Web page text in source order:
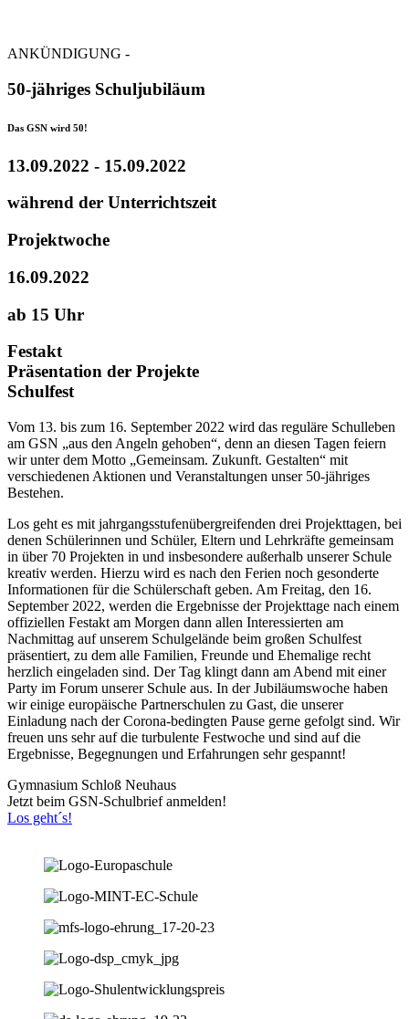
ANKÜNDIGUNG -
50-jähriges Schuljubiläum
Das GSN wird 50!
13.09.2022 - 15.09.2022
während der Unterrichtszeit
Projektwoche
16.09.2022
ab 15 Uhr
Festakt
Präsentation der Projekte
Schulfest
Vom 13. bis zum 16. September 2022 wird das reguläre Schulleben
am GSN „aus den Angeln gehoben“, denn an diesen Tagen feiern
wir unter dem Motto „Gemeinsam. Zukunft. Gestalten“ mit
verschiedenen Aktionen und Veranstaltungen unser 50-jähriges
Bestehen.
Los geht es mit jahrgangsstufenübergreifenden drei Projekttagen, bei
denen Schülerinnen und Schüler, Eltern und Lehrkräfte gemeinsam
in über 70 Projekten in und insbesondere außerhalb unserer Schule
kreativ werden. Hierzu wird es nach den Ferien noch gesonderte
Informationen für die Schülerschaft geben. Am Freitag, den 16.
September 2022, werden die Ergebnisse der Projekttage nach einem
offiziellen Festakt am Morgen dann allen Interessierten am
Nachmittag auf unserem Schulgelände beim großen Schulfest
präsentiert, zu dem alle Familien, Freunde und Ehemalige recht
herzlich eingeladen sind. Der Tag klingt dann am Abend mit einer
Party im Forum unserer Schule aus. In der Jubiläumswoche haben
wir einige europäische Partnerschulen zu Gast, die unserer
Einladung nach der Corona-bedingten Pause gerne gefolgt sind. Wir
freuen uns sehr auf die turbulente Festwoche und sind auf die
Ergebnisse, Begegnungen und Erfahrungen sehr gespannt!
Gymnasium Schloß Neuhaus
Jetzt beim GSN-Schulbrief anmelden!
Los geht´s!